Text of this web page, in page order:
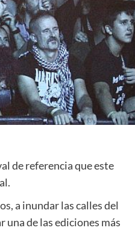
de referencia que este
a inundar las calles del
de las ediciones más